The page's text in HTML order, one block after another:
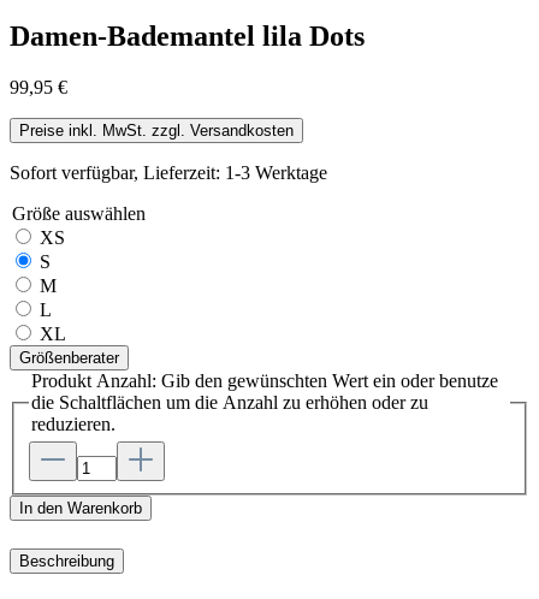
Damen-Bademantel lila Dots
99,95 €
Preise inkl. MwSt. zzgl. Versandkosten
Sofort verfügbar, Lieferzeit: 1-3 Werktage
Größe auswählen
XS
S
M
L
XL
Größenberater
Produkt Anzahl: Gib den gewünschten Wert ein oder benutze
die Schaltflächen um die Anzahl zu erhöhen oder zu
reduzieren.
In den Warenkorb
Beschreibung